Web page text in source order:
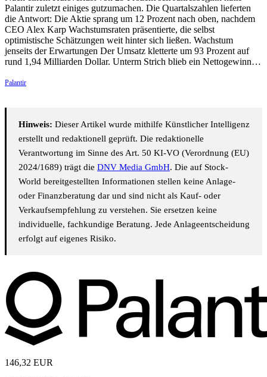
Palantir zuletzt einiges gutzumachen. Die Quartalszahlen lieferten
die Antwort: Die Aktie sprang um 12 Prozent nach oben, nachdem
CEO Alex Karp Wachstumsraten präsentierte, die selbst
optimistische Schätzungen weit hinter sich ließen. Wachstum
jenseits der Erwartungen Der Umsatz kletterte um 93 Prozent auf
rund 1,94 Milliarden Dollar. Unterm Strich blieb ein Nettogewinn…
Palantir
Hinweis: Dieser Artikel wurde mithilfe Künstlicher Intelligenz
erstellt und redaktionell geprüft. Die redaktionelle
Verantwortung im Sinne des Art. 50 KI-VO (Verordnung (EU)
2024/1689) trägt die DNV Media GmbH. Die auf Stock-
World bereitgestellten Informationen stellen keine Anlage-
oder Finanzberatung dar und sind nicht als Kauf- oder
Verkaufsempfehlung zu verstehen. Sie ersetzen keine
individuelle, fachkundige Beratung. Jede Anlageentscheidung
erfolgt auf eigenes Risiko.
146,32 EUR